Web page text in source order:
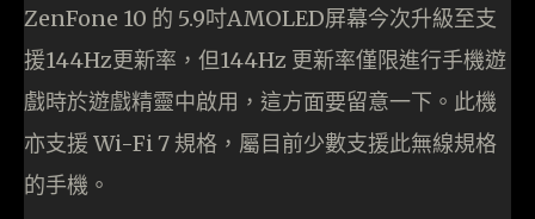
ZenFone 10 的 5.9吋AMOLED屏幕今次升級至支
援144Hz更新率，但144Hz 更新率僅限進行手機遊
戲時於遊戲精靈中啟用，這方面要留意一下。此機
亦支援 Wi-Fi 7 規格，屬目前少數支援此無線規格
的手機。